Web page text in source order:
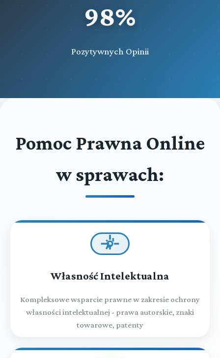
98%
Pozytywnych Opinii
Pomoc Prawna Online
w sprawach:
Własność Intelektualna
Kompleksowe wsparcie prawne w zakresie ochrony
własności intelektualnej - prawa autorskie, znaki
towarowe, patenty